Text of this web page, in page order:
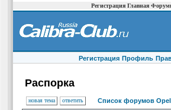
Регистрация Главная
Регистрация Профиль
Распорка
новая тема ответить Список форумов